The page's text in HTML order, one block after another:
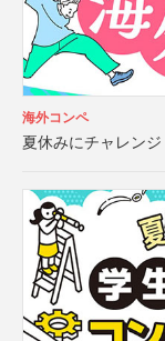
海外コンペ
夏休みにチャレン